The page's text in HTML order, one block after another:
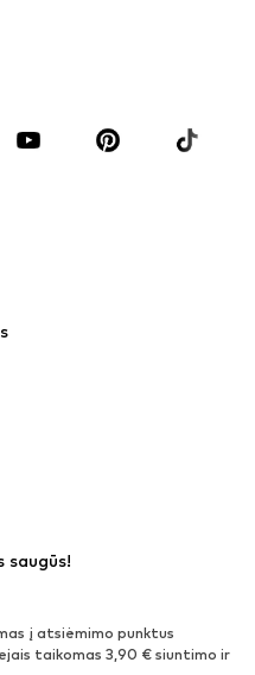
Premium
Išskirtiniai
saugūs!
į atsiėmimo punktus
taikomas 3,90 € siuntimo ir